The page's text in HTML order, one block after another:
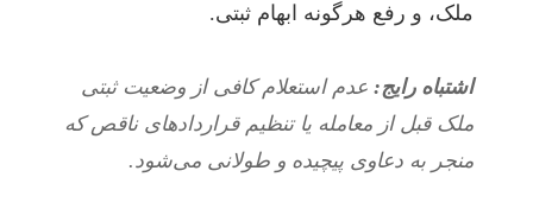
ملک، و رفع هرگونه ابهام ثبتی.
اشتباه رایج: عدم استعلام کافی از وضعیت ثبتی
ملک قبل از معامله یا تنظیم قراردادهای ناقص که
منجر به دعاوی پیچیده و طولانی می‌شود.